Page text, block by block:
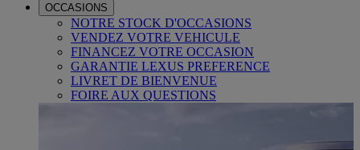
OCCASIONS
NOTRE STOCK D'OCCASIONS
VENDEZ VOTRE VEHICULE
FINANCEZ VOTRE OCCASION
GARANTIE LEXUS PREFERENCE
LIVRET DE BIENVENUE
FOIRE AUX QUESTIONS